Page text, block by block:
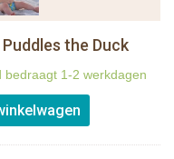
the Duck
bedraagt 1-2 werkdagen